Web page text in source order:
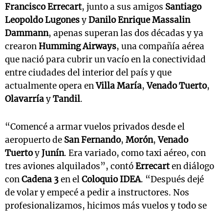
Francisco Errecart, junto a sus amigos Santiago
Leopoldo LugonesyDanilo Enrique Massalin
Dammann, apenas superan las dos décadas y ya
crearonHumming Airways, una compañía aérea
que nació para cubrir un vacío en la conectividad
entre ciudades del interior del país y que
actualmente opera enVilla María,Venado Tuerto,
OlavarríayTandil.
“Comencé a armar vuelos privados desde el
aeropuerto de San Fernando, Morón,Venado
TuertoyJunín. Era variado, como taxi aéreo, con
tres aviones alquilados”, contóErrecarten diálogo
conCadena 3en elColoquio IDEA. “Después dejé
de volar y empecé a pedir a instructores. Nos
profesionalizamos, hicimos más vuelos y todo se